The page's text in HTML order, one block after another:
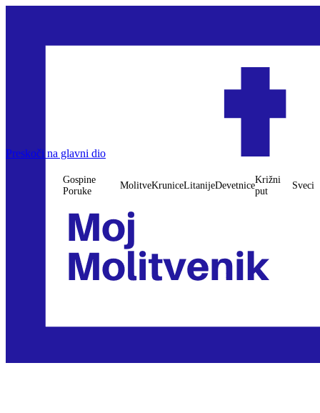
Preskoči na glavni dioGospine Poruke
Krunice
Litanije
Devetnice
Sveci